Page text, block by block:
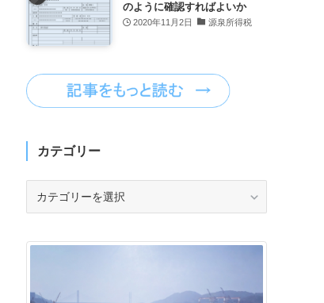
のように確認すればよいか
2020年11月2日 源泉所得税
カテゴリー
リ